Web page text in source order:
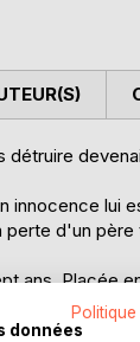
détruire
innocence lui
perte d'un
ans. Placée
dépendance
données